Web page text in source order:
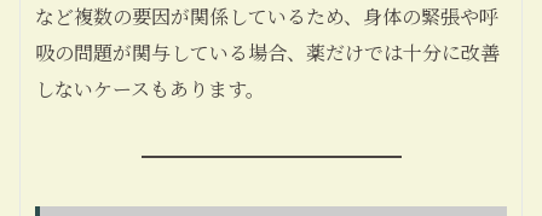
など複数の要因が関係しているため、身体の緊張や呼
吸の問題が関与している場合、薬だけでは十分に改善
しないケースもあります。